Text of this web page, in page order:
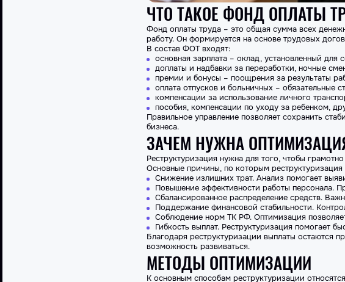
ЧТО ТАКОЕ ФОНД ОПЛАТЫ
Фонд оплаты труда – это общая сумма всех
работу. Он формируется на основе трудовых
В состав ФОТ входят:
основная зарплата – оклад, установленный для
доплаты и надбавки за переработки, ночные
премии и бонусы – поощрения за результаты
оплата отпусков и больничных – обязательные
компенсации за использование личного
пособия, компенсации по уходу за ребенком,
Правильное управление позволяет сохранить
бизнеса.
ЗАЧЕМ НУЖНА
Реструктуризация нужна для того, чтобы
Основные причины, по которым реструктуризация
Снижение излишних трат. Анализ помогает
Повышение эффективности работы персонала.
Сбалансированное распределение средств.
Поддержание финансовой стабильности.
Соблюдение норм ТК РФ.Оптимизация
Гибкость выплат. Реструктуризация помогает
Благодаря реструктуризации выплаты остаются
возможность развиваться.
МЕТОДЫ ОПТИМИЗАЦИИ
К основным способам реструктуризации